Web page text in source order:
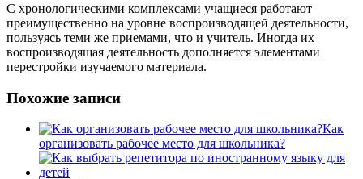
С хронологическими комплексами учащиеся работают
преимущественно на уровне воспроизводящей деятельности,
пользуясь теми же приемами, что и учитель. Иногда их
воспроизводящая деятельность дополняется элементами
перестройки изучаемого материала.
Похожие записи
Как
организовать рабочее место для школьника?